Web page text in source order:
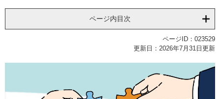
ページ内目次
ページID：023529
更新日：2026年7月31日更新